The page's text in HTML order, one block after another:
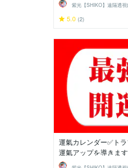
5.0 (2)
運氣カレンダー✅ト
運氣アップを導きます